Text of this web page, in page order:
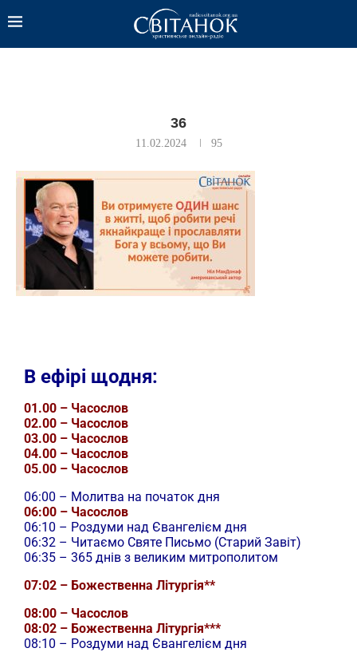
36
11.02.2024 95
В ефірі щодня:
01.00 – Часослов
02.00 – Часослов
03.00 – Часослов
04.00 – Часослов
05.00 – Часослов
06:00 – Молитва на початок дня
06:00 – Часослов
06:10 – Роздуми над Євангелієм дня
06:32 – Читаємо Святе Письмо (Старий Завіт)
06:35 – 365 днів з великим митрополитом
07:02 – Божественна Літургія**
08:00 – Часослов
08:02 – Божественна Літургія***
08:10 – Роздуми над Євангелієм дня